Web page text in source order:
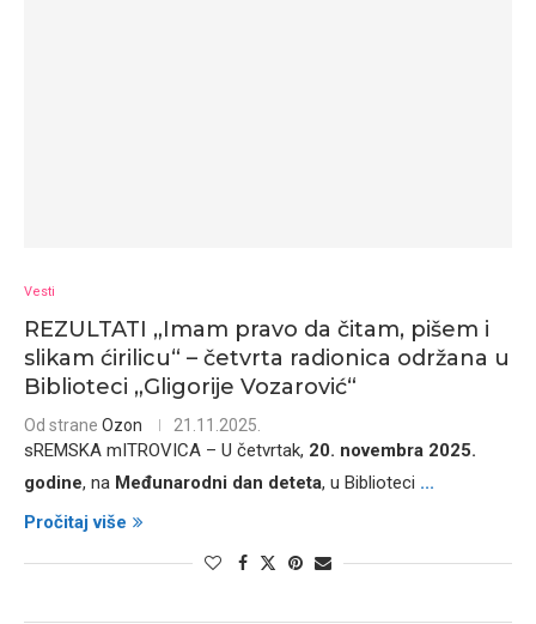
Vesti
REZULTATI „Imam pravo da čitam, pišem i
slikam ćirilicu“ – četvrta radionica održana u
Biblioteci „Gligorije Vozarović“
Od strane Ozon 21.11.2025.
sREMSKA mITROVICA – U četvrtak, 20. novembra 2025.
godine, na Međunarodni dan deteta, u Biblioteci ...
Pročitaj više